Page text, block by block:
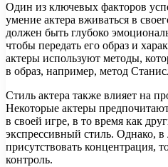
Один из ключевых факторов
умение актера вживаться в
должен быть глубоко
чтобы передать его образ и
актеры используют методы,
в образ, например, метод
Стиль актера также влияет на
Некоторые актеры
в своей игре, в то время как
экспрессивный стиль. Однако,
присутствовать концентрация,
контроль.